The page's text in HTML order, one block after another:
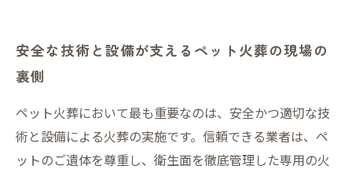
安全な技術と設備が支えるペット火葬の現場の
裏側
ペット火葬において最も重要なのは、安全かつ適切な技
術と設備による火葬の実施です。信頼できる業者は、ペ
ットのご遺体を尊重し、衛生面を徹底管理した専用の火